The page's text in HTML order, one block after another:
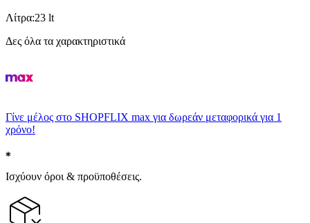
Λίτρα:23 lt
Δες όλα τα χαρακτηριστικά
Γίνε μέλος στο SHOPFLIX max για δωρεάν μεταφορικά για 1
χρόνο!
Ισχύουν όροι & προϋποθέσεις.